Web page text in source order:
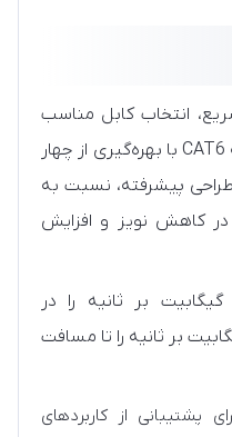
انتخاب کابل مناسب
اهمیت ویژه‌ای دارد. کابل شبکه CAT6 با بهره‌گیری از چهار
پیشرفته، نسبت به
کاهش نویز و افزایش
این کابل می‌تواند سرعت ۱۰ گیگابیت بر ثانیه را در
کوتاه و سرعت ۱ گیگابیت بر ثانیه را تا مسافت
برای پشتیبانی از کاربردهای